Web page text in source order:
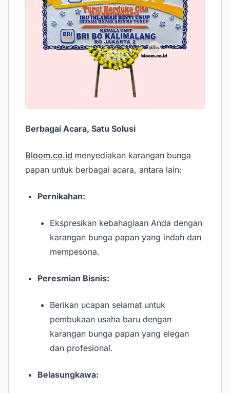
Berbagai Acara, Satu Solusi
Bloom.co.id menyediakan karangan bunga
papan untuk berbagai acara, antara lain:
Pernikahan:
Ekspresikan kebahagiaan Anda dengan
karangan bunga papan yang indah dan
mempesona.
Peresmian Bisnis:
Berikan ucapan selamat untuk
pembukaan usaha baru dengan
karangan bunga papan yang elegan
dan profesional.
Belasungkawa: